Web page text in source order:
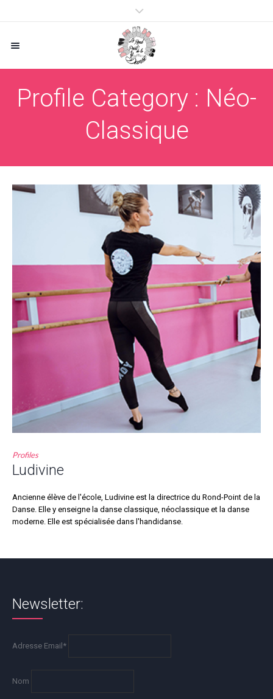
Profile Category : Néo-
Classique
Profiles
Ludivine
Ancienne élève de l'école, Ludivine est la directrice du Rond-Point de la
Danse. Elle y enseigne la danse classique, néoclassique et la danse
moderne. Elle est spécialisée dans l'handidanse.
Newsletter:
Adresse Email*
Nom